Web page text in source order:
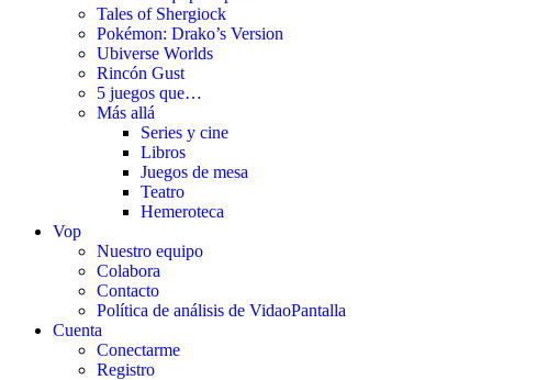
Tales of Shergiock
Pokémon: Drako’s Version
Ubiverse Worlds
Rincón Gust
5 juegos que…
Más allá
Series y cine
Libros
Juegos de mesa
Teatro
Hemeroteca
Vop
Nuestro equipo
Colabora
Contacto
Política de análisis de VidaoPantalla
Cuenta
Conectarme
Registro